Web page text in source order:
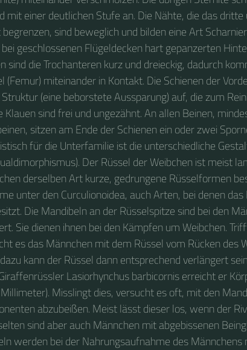
mit einer deutlichen Stufe an. Die Nähte, die das dritte
sind beweglich und bilden eine Art
geschlossenen Flügeldecken hart gepanzerten
sind die Trochanteren kurz und dreieckig, dadurch
(Femur) miteinander in Kontakt. Die Schienen der
(eine beborstete Aussparung) auf, die zum
Klauen sind frei und ungezähnt. An allen Beinen,
sitzen am Ende der Schienen ein oder zwei
für die Unterfamilie ist die unterschiedliche
Der Rüssel der Weibchen ist meist
derselben Art kurze, gedrungene Rüsselformen
unter den Curculionoidea, auch Arten, bei denen
Die Mandibeln an der Rüsselspitze sind bei den
Sie dienen ihnen bei den Kämpfen um Weibchen.
es das Männchen mit dem Rüssel vom Rücken des
kann der Rüssel dann entsprechend verlängert
Lasiorhynchus barbicornis erreicht er
Misslingt dies, versucht es oft, mit den
abzubeißen. Meist lässt dieser los, wenn der
sind aber auch Männchen mit abgebissenen
werden bei der Nahrungsaufnahme des Männchens